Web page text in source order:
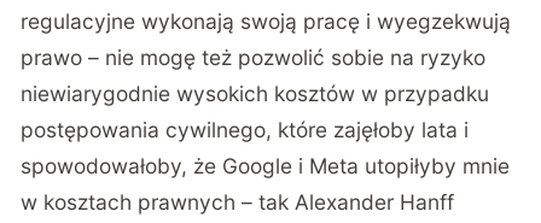
regulacyjne wykonają swoją pracę i wyegzekwują
prawo – nie mogę też pozwolić sobie na ryzyko
niewiarygodnie wysokich kosztów w przypadku
postępowania cywilnego, które zajęłoby lata i
spowodowałoby, że Google i Meta utopiłyby mnie
w kosztach prawnych – tak Alexander Hanff